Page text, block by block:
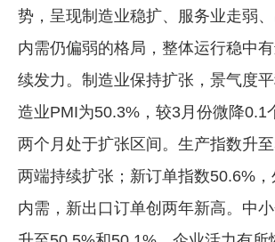
势，呈现制造业稳扩、服务业走弱、
内需仍偏弱的格局，整体运行稳中
续发力。制造业保持扩张，景气度
造业PMI为50.3%，较3月份微降0.1
两个月处于扩张区间。生产指数升
两端持续扩张；新订单指数50.6%
内需，新出口订单创两年新高。中